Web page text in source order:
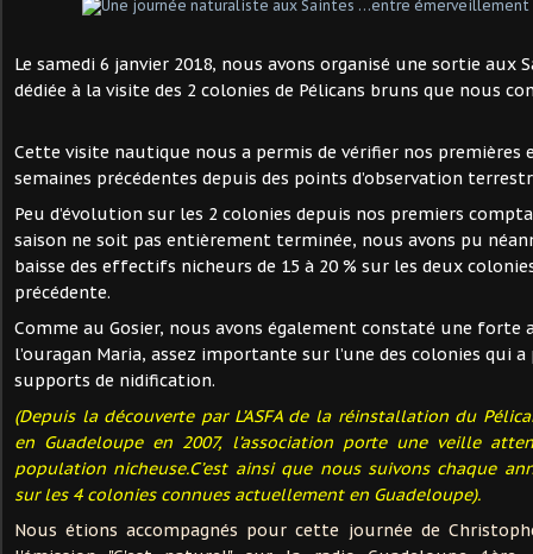
Le samedi 6 janvier 2018, nous avons organisé une sortie aux
dédiée à la visite des 2 colonies de Pélicans bruns que nous
Cette visite nautique nous a permis de vérifier nos premières
semaines précédentes depuis des points d’observation
Peu d’évolution sur les 2 colonies depuis nos premiers
saison ne soit pas entièrement terminée, nous avons pu
baisse des effectifs nicheurs de 15 à 20 % sur les deux
précédente.
Comme au Gosier, nous avons également constaté une
l’ouragan Maria, assez importante sur l’une des colonies qui
supports de nidification.
(Depuis la découverte par L’ASFA de la réinstallation du
en Guadeloupe en 2007, l’association porte une veille
population nicheuse.C’est ainsi que nous suivons chaque
sur les 4 colonies connues actuellement en Guadeloupe).
Nous étions accompagnés pour cette journée de